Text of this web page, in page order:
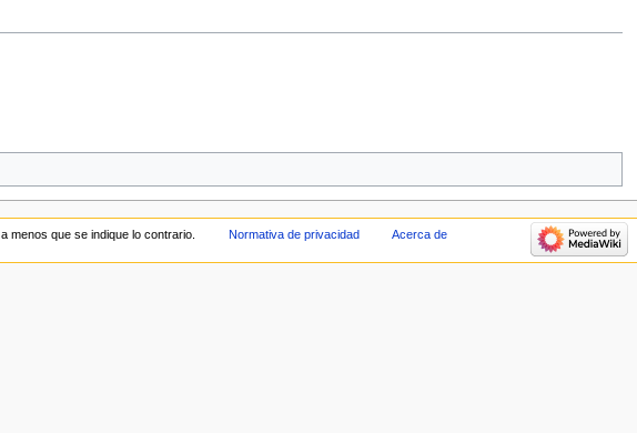
a menos que se indique lo contrario. Normativa de privacidad
Acerca de